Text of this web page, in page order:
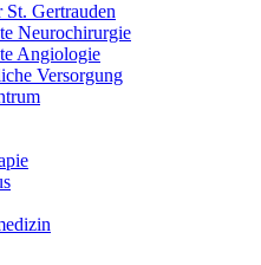
Gertrauden
Neurochirurgie
Angiologie
Versorgung